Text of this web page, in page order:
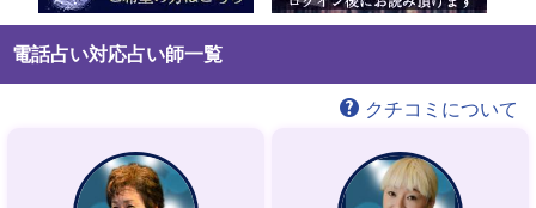
電話占い対応占い師一覧
クチコミについて